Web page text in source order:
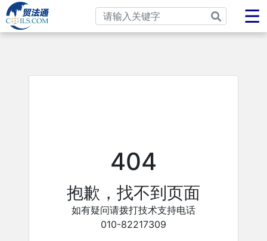
404
抱歉，找不到页面
如有疑问请拨打技术支持电话
010-82217309